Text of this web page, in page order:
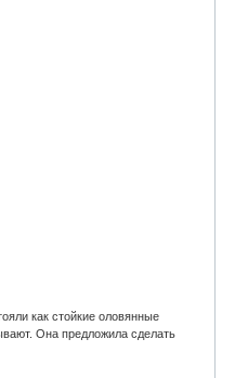
как стойкие оловянные
Она предложила сделать